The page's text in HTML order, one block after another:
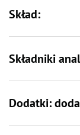
Skład:
Składniki
Dodatki: